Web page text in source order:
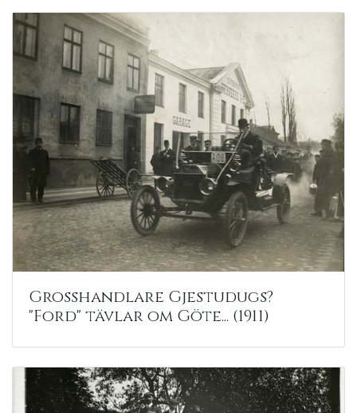
Grosshandlare Gjestudugs?
"Ford" tävlar om Göte... (1911)